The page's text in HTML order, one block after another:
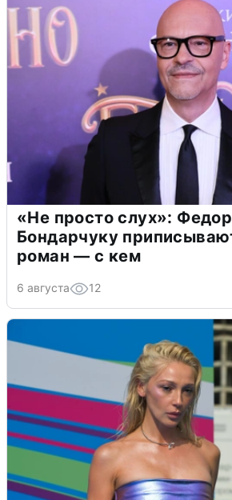
«Не просто слух»:
Бондарчуку
роман — с кем
6 августа 12